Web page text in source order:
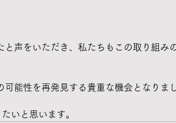
声をいただき、私たちもこの取り組み
能性を再発見する貴重な機会となりま
いと思います。